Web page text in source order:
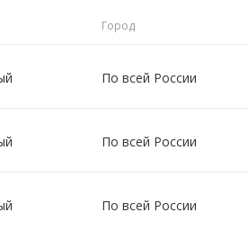
Город
По всей России
По всей России
По всей России